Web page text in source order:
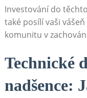
Investování do
také posílí vaši
komunitu v
Technické
nadšence: